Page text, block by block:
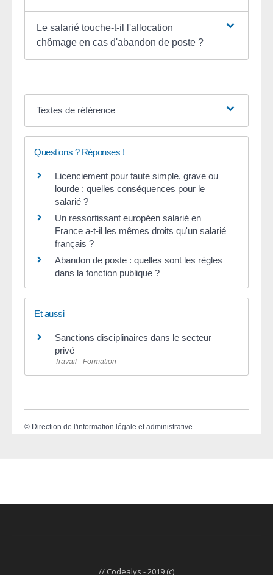
Le salarié touche-t-il l'allocation
chômage en cas d'abandon de poste ?
Textes de référence
Questions ? Réponses !
Licenciement pour faute simple, grave ou
lourde : quelles conséquences pour le
salarié ?
Un ressortissant européen salarié en
France a-t-il les mêmes droits qu'un salarié
français ?
Abandon de poste : quelles sont les règles
dans la fonction publique ?
Et aussi
Sanctions disciplinaires dans le secteur
privé
Travail - Formation
© Direction de l'information légale et administrative
// Codealys - 2019 (c)